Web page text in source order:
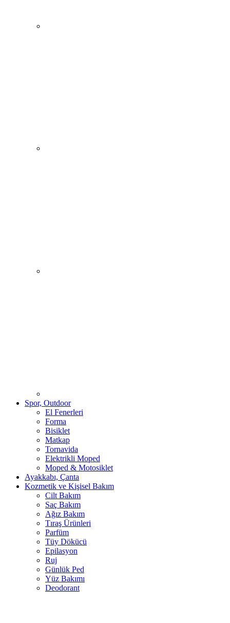
Spor, Outdoor
El Fenerleri
Forma
Bisiklet
Matkap
Tornavida
Elektrikli Moped
Moped & Motosiklet
Ayakkabı, Çanta
Kozmetik ve Kişisel Bakım
Cilt Bakım
Saç Bakım
Ağız Bakım
Tıraş Ürünleri
Parfüm
Tüy Dökücü
Epilasyon
Ruj
Günlük Ped
Yüz Bakımı
Deodorant